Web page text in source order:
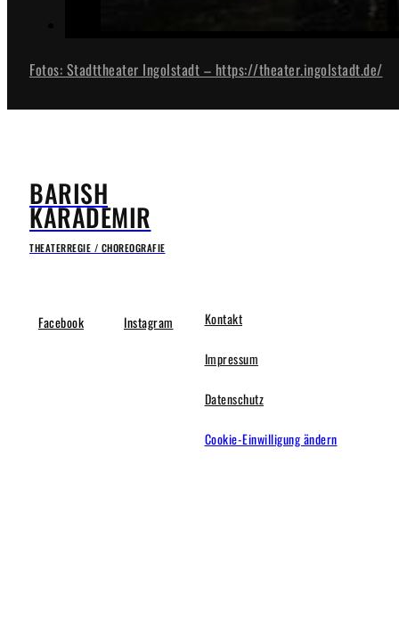
Fotos: Stadttheater Ingolstadt – https://theater.ingolstadt.de/
BARISH
KARADEMIR
THEATERREGIE / CHOREOGRAFIE
Facebook Instagram Kontakt
Impressum
Datenschutz
Cookie-Einwilligung ändern